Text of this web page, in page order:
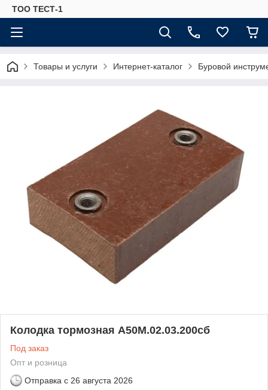
ТОО ТЕСТ-1
Товары и услуги Интернет-каталог Буровой
Колодка тормозная А50М.02.03.200сб
Под заказ
Опт и розница
Отправка с 26 августа 2026